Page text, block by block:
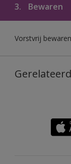
3. Bewaren
Vorstvrij bewaren